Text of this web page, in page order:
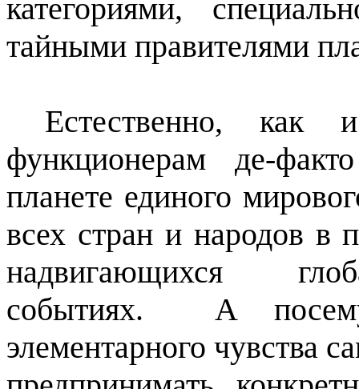
категориями,
тайными правителями
Естественно, как
функционерам де-
планете единого
всех стран и народов в
надвигающихся
событиях.
А
элементарного чувства